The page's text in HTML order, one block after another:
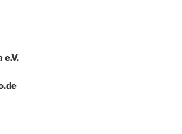
e.V.